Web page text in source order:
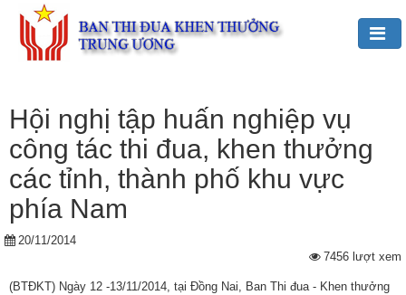
Bác
Hồ
với
TĐKT
Giới
chung
Hoạt
Hội nghị tập huấn nghiệp vụ
công tác thi đua, khen thưởng
các tỉnh, thành phố khu vực
phía Nam
20/11/2014
7456 lượt xem
(BTĐKT) Ngày 12 -13/11/2014, tại Đồng Nai, Ban Thi đua - Khen thưởng